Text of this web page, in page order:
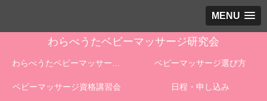
MENU
わらべうたベビーマッサージ研究会
ベビーマッサージ選び方
ベビーマッサージ資格講習会 日程・申し込み